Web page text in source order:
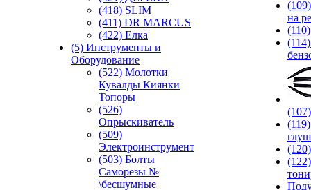
(418) SLIM
(411) DR MARCUS
(422) Елка
(5) Инструменты и
Оборудование
(522) Молотки
Кувалды Киянки
Топоры
(526)
Опрыскиватель
(509)
Электроинструмент
(503) Болты
Саморезы №
\бесшумные
на